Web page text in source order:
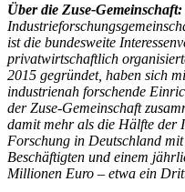
Über die Zuse-Gemeinschaft:
ist die bundesweite
privatwirtschaftlich
2015 gegründet, haben sich
industrienah forschende
der Zuse-Gemeinschaft
damit mehr als die Hälfte der
Forschung in Deutschland
Beschäftigten und einem
Millionen Euro – etwa ein